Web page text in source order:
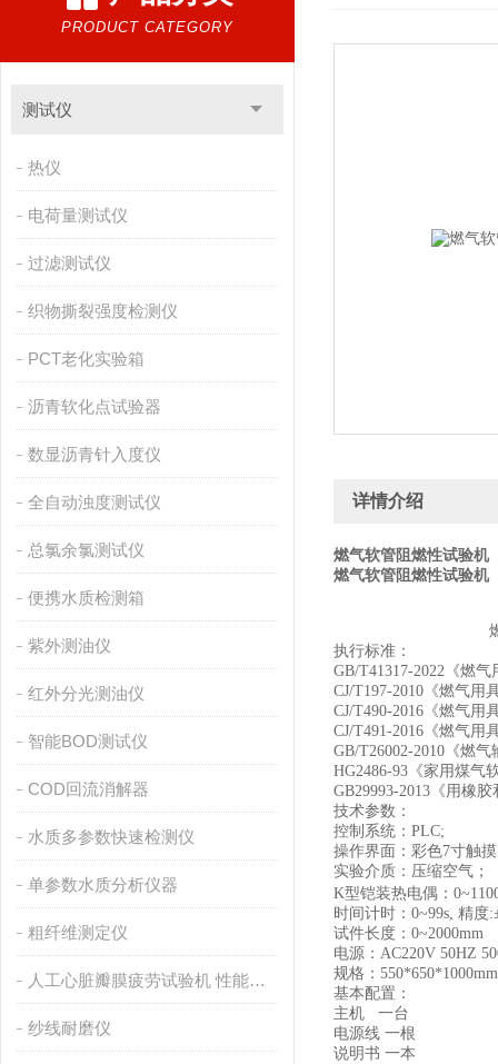
PRODUCT CATEGORY
测试仪
热仪
电荷量测试仪
过滤测试仪
织物撕裂强度检测仪
PCT老化实验箱
沥青软化点试验器
数显沥青针入度仪
全自动浊度测试仪
总氯余氯测试仪
便携水质检测箱
紫外测油仪
红外分光测油仪
智能BOD测试仪
COD回流消解器
水质多参数快速检测仪
单参数水质分析仪器
粗纤维测定仪
人工心脏瓣膜疲劳试验机 性能稳定
纱线耐磨仪
详情介绍
燃气软管阻燃性试验机
燃气软管阻燃性试验机
执行标准：
GB/T41317-2022 《燃
CJ/T197-2010 《燃气用
CJ/T490-2016 《燃气用
CJ/T491-2016 《燃气用
GB/T26002-2010 《燃
HG2486-93 《家用煤气
GB29993-2013 《用橡
技术参数：
控制系统： PLC;
操作界面：彩色7寸触
实验介质：压缩空气；
K型铠装热电偶：
时间计时： 0~99s, 精度:
试件长度： 0~2000mm
电源： AC220V 50HZ
规格： 550*650*1000mm
基本配置：
主机
一台
电源线 一根
说明书 一本